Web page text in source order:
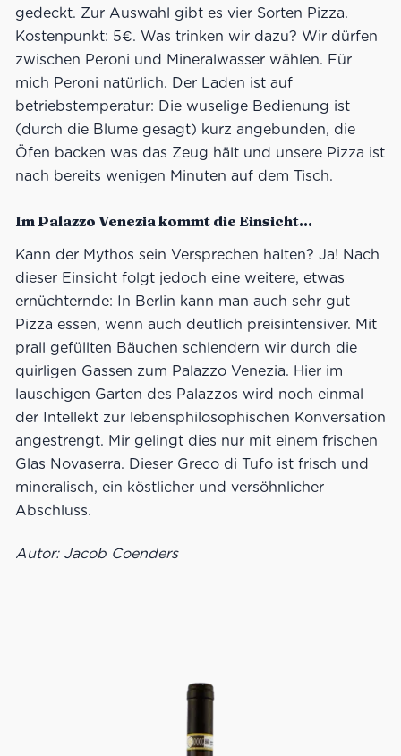
gedeckt. Zur Auswahl gibt es vier Sorten Pizza.
Kostenpunkt: 5€. Was trinken wir dazu? Wir dürfen
zwischen Peroni und Mineralwasser wählen. Für
mich Peroni natürlich. Der Laden ist auf
betriebstemperatur: Die wuselige Bedienung ist
(durch die Blume gesagt) kurz angebunden, die
Öfen backen was das Zeug hält und unsere Pizza ist
nach bereits wenigen Minuten auf dem Tisch.
Im Palazzo Venezia kommt die Einsicht…
Kann der Mythos sein Versprechen halten? Ja! Nach
dieser Einsicht folgt jedoch eine weitere, etwas
ernüchternde: In Berlin kann man auch sehr gut
Pizza essen, wenn auch deutlich preisintensiver. Mit
prall gefüllten Bäuchen schlendern wir durch die
quirligen Gassen zum Palazzo Venezia. Hier im
lauschigen Garten des Palazzos wird noch einmal
der Intellekt zur lebensphilosophischen Konversation
angestrengt. Mir gelingt dies nur mit einem frischen
Glas Novaserra. Dieser Greco di Tufo ist frisch und
mineralisch, ein köstlicher und versöhnlicher
Abschluss.
Autor: Jacob Coenders